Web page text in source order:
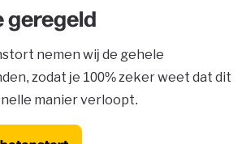
geregeld
nemen wij de gehele
zodat je 100% zeker weet dat dit
manier verloopt.